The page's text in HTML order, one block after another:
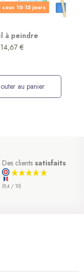
sous 10-15 jours
à peindre
14,67 €
au panier
Des clients satisfaits
(9,4 / 10)